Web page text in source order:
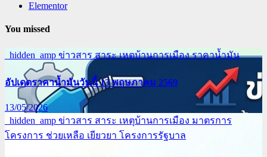
Elementor
You missed
_hidden_amp ข่าวสาร สาระ เหตุบ้านการเมืองราคาน้ำมัน
อัปเดตราคาน้ำมันวันนี้ 13 พฤษภาคม 2569
13/05/2026
_hidden_amp ข่าวสาร สาระ เหตุบ้านการเมือง มาตรการ
โครงการ ช่วยเหลือ เยียวยา โครงการรัฐบาล